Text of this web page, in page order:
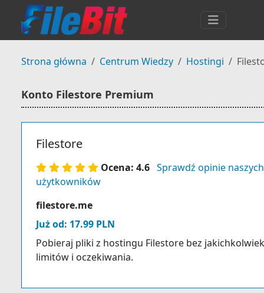
Strona główna Centrum Wiedzy Hostingi
Konto Filestore Premium
Filestore
Ocena: 4.6 Sprawdź opinie naszych
użytkowników
filestore.me
Już od: 17.99 PLN
Pobieraj pliki z hostingu Filestore bez jakichkolwiek
limitów i oczekiwania.